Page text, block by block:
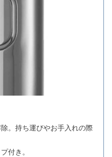
。持ち運びやお手入れの際
付き。